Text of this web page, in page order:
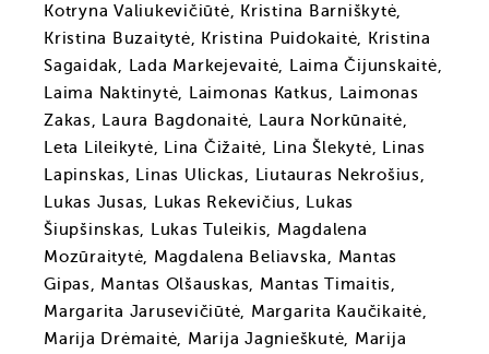
Kotryna Valiukevičiūtė, Kristina Barniškytė,
Kristina Buzaitytė, Kristina Puidokaitė, Kristina
Sagaidak, Lada Markejevaitė, Laima Čijunskaitė,
Laima Naktinytė, Laimonas Katkus, Laimonas
Zakas, Laura Bagdonaitė, Laura Norkūnaitė,
Leta Lileikytė, Lina Čižaitė, Lina Šlekytė, Linas
Lapinskas, Linas Ulickas, Liutauras Nekrošius,
Lukas Jusas, Lukas Rekevičius, Lukas
Šiupšinskas, Lukas Tuleikis, Magdalena
Mozūraitytė, Magdalena Beliavska, Mantas
Gipas, Mantas Olšauskas, Mantas Timaitis,
Margarita Jarusevičiūtė, Margarita Kaučikaitė,
Marija Drėmaitė, Marija Jagnieškutė, Marija